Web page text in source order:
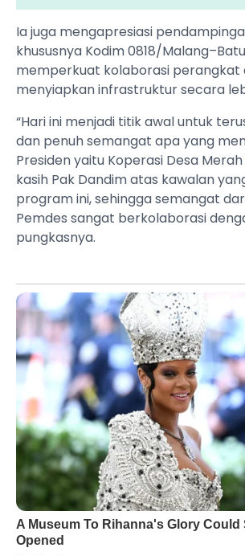
‎Ia juga mengapresiasi
khususnya Kodim 0818/
memperkuat kolaborasi perangkat
menyiapkan infrastruktur secara
‎“Hari ini menjadi titik awal untuk
dan penuh semangat apa yang
Presiden yaitu Koperasi Desa
kasih Pak Dandim atas kawalan
program ini, sehingga semangat
Pemdes sangat berkolaborasi
pungkasnya.